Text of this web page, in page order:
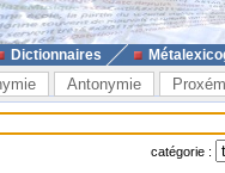
Dictionnaires
Antonymie
catégorie :